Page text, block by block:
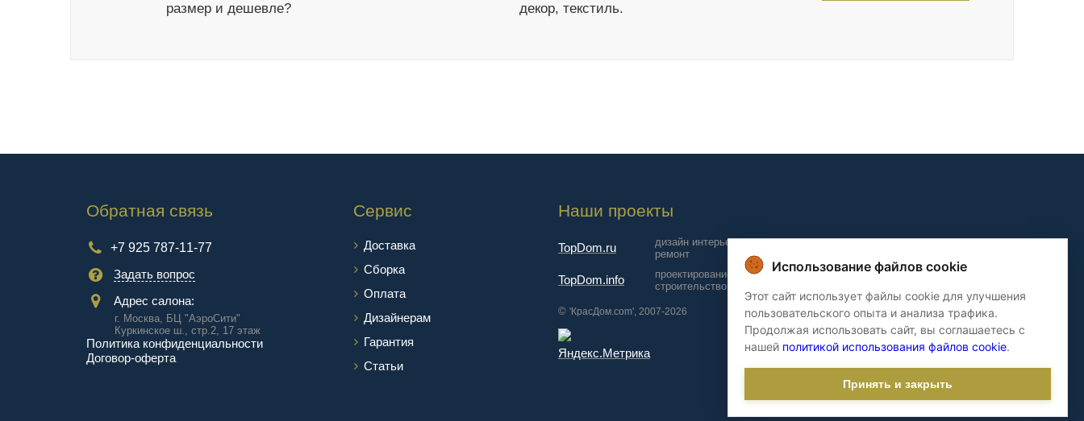
размер и дешевле?
декор, текстиль.
Обратная связь
+7 925 787-11-77
Задать вопрос
Адрес салона:
г. Москва, БЦ "АэроCити"
Куркинское ш., стр.2, 17 этаж
Политика конфиденциальности
Договор-оферта
Сервис
Доставка
Сборка
Оплата
Дизайнерам
Гарантия
Cтатьи
Наши проекты
TopDom.ru
дизайн интерьера и
ремонт
TopDom.info
проектирование и
строительство домов
© 'КрасДом.com', 2007-2026
Использование файлов cookie
Этот сайт использует файлы cookie для улучшения
пользовательского опыта и анализа трафика.
Продолжая использовать сайт, вы соглашаетесь с
нашей политикой использования файлов cookie.
Принять и закрыть